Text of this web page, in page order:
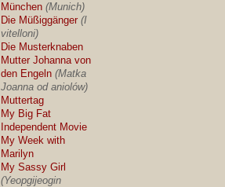
München (Munich)
Die Müßiggänger (I
vitelloni)
Die Musterknaben
Mutter Johanna von
den Engeln (Matka
Joanna od aniolów)
Muttertag
My Big Fat
Independent Movie
My Week with
Marilyn
My Sassy Girl
(Yeopgijeogin